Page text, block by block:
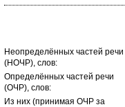
Неопределённых частей речи
(НОЧР), слов:
Определённых частей речи
(ОЧР), слов:
Из них (принимая ОЧР за